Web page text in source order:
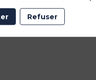
Refuser